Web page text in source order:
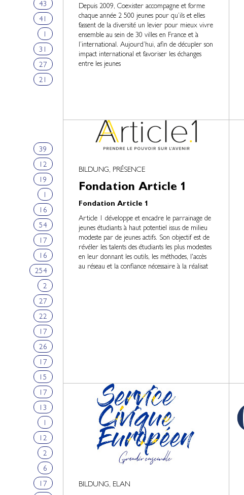
43
41
1
31
27
21
39
12
19
1
16
54
17
16
254
2
27
22
17
26
17
15
17
13
1
12
2
6
17
Depuis 2009, Coexister accompagne et forme
chaque année 2 500 jeunes pour qu’ils et elles
fassent de la diversité un levier pour mieux vivre
ensemble au sein de 30 villes en France et à
l’international. Aujourd’hui, afin de décupler son
impact international et favoriser les échanges
entre les jeunes
BILDUNG, PRÉSENCE
Fondation Article 1
Fondation Article 1
Article 1 développe et encadre le parrainage de
jeunes étudiants à haut potentiel issus de milieu
modeste par de jeunes actifs. Son objectif est de
révéler les talents des étudiants les plus modestes
en leur donnant les outils, les méthodes, l'accès
au réseau et la confiance nécessaire à la réalisat
BILDUNG, ELAN